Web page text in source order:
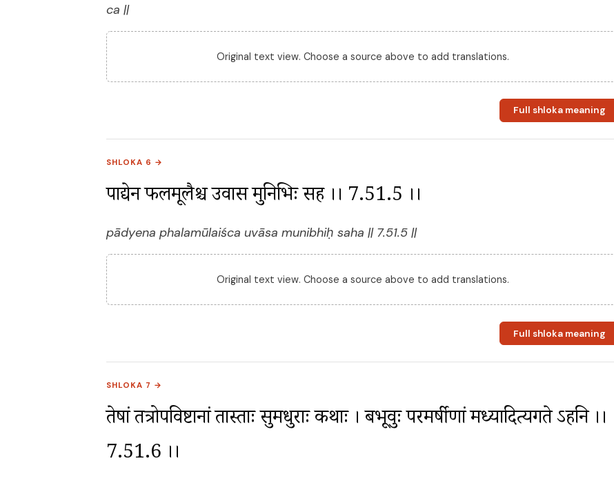
ca ||
Original text view. Choose a source above to add translations.
Full shloka meaning
SHLOKA 6 →
पाद्येन फलमूलैश्च उवास मुनिभिः सह ।। 7.51.5 ।।
pādyena phalamūlaiśca uvāsa munibhiḥ saha || 7.51.5 ||
Original text view. Choose a source above to add translations.
Full shloka meaning
SHLOKA 7 →
तेषां तत्रोपविष्टानां तास्ताः सुमधुराः कथाः । बभूवुः परमर्षीणां मध्यादित्यगते ऽहनि ।।
7.51.6 ।।